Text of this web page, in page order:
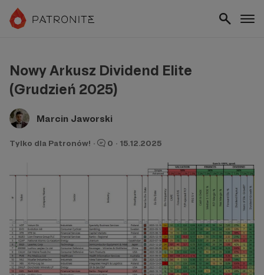
Nowy Arkusz Dividend Elite
(Grudzień 2025)
Marcin Jaworski
Tylko dla Patronów! · 0 · 15.12.2025